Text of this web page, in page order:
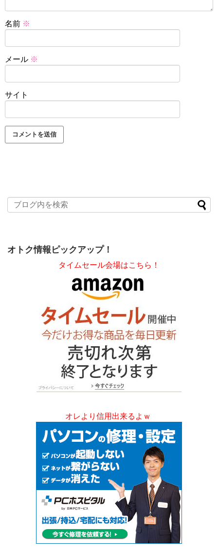
名前 ※
メール ※
サイト
オトク情報ピックアップ！
タイムセール会場はこちら！
オレより信用出来るよｗ